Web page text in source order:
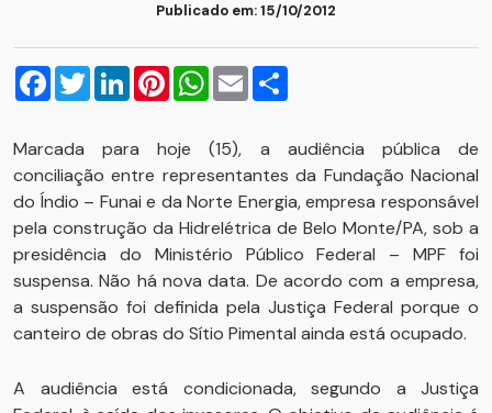
Publicado em: 15/10/2012
Facebook
TwitterLinkedInPinterestWhatsApp
Email
Marcada para hoje (15), a audiência pública de
conciliação entre representantes da Fundação Nacional
do Índio – Funai e da Norte Energia, empresa responsável
pela construção da Hidrelétrica de Belo Monte/PA, sob a
presidência do Ministério Público Federal – MPF foi
suspensa. Não há nova data. De acordo com a empresa,
a suspensão foi definida pela Justiça Federal porque o
canteiro de obras do Sítio Pimental ainda está ocupado.
A audiência está condicionada, segundo a Justiça